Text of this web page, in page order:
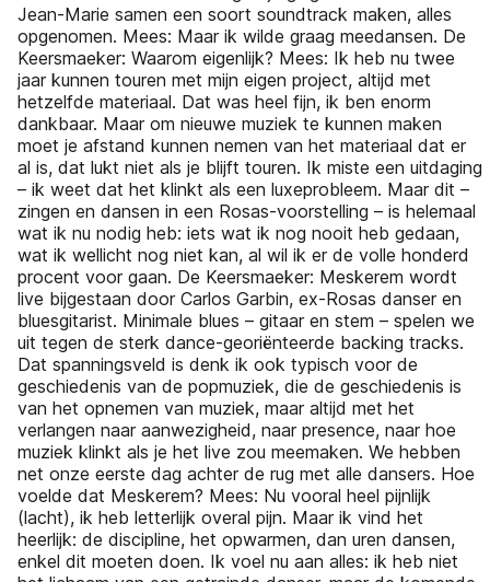
Jean-Marie samen een soort soundtrack maken, alles
opgenomen. Mees: Maar ik wilde graag meedansen. De
Keersmaeker: Waarom eigenlijk? Mees: Ik heb nu twee
jaar kunnen touren met mijn eigen project, altijd met
hetzelfde materiaal. Dat was heel fijn, ik ben enorm
dankbaar. Maar om nieuwe muziek te kunnen maken
moet je afstand kunnen nemen van het materiaal dat er
al is, dat lukt niet als je blijft touren. Ik miste een uitdaging
– ik weet dat het klinkt als een luxeprobleem. Maar dit –
zingen en dansen in een Rosas-voorstelling – is helemaal
wat ik nu nodig heb: iets wat ik nog nooit heb gedaan,
wat ik wellicht nog niet kan, al wil ik er de volle honderd
procent voor gaan. De Keersmaeker: Meskerem wordt
live bijgestaan door Carlos Garbin, ex-Rosas danser en
bluesgitarist. Minimale blues – gitaar en stem – spelen we
uit tegen de sterk dance-georiënteerde backing tracks.
Dat spanningsveld is denk ik ook typisch voor de
geschiedenis van de popmuziek, die de geschiedenis is
van het opnemen van muziek, maar altijd met het
verlangen naar aanwezigheid, naar presence, naar hoe
muziek klinkt als je het live zou meemaken. We hebben
net onze eerste dag achter de rug met alle dansers. Hoe
voelde dat Meskerem? Mees: Nu vooral heel pijnlijk
(lacht), ik heb letterlijk overal pijn. Maar ik vind het
heerlijk: de discipline, het opwarmen, dan uren dansen,
enkel dit moeten doen. Ik voel nu aan alles: ik heb niet